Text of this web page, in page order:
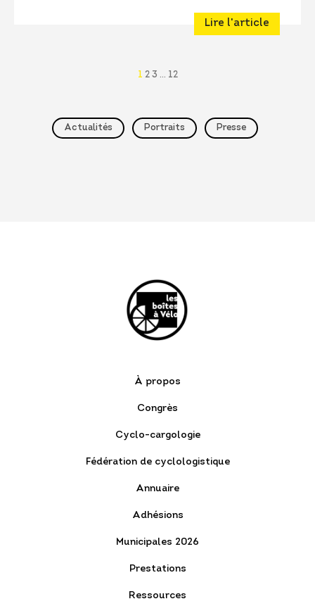
Lire l'article
1 2 3 … 12
Actualités Portraits Presse
À propos
Congrès
Cyclo-cargologie
Fédération de cyclologistique
Annuaire
Adhésions
Municipales 2026
Prestations
Ressources